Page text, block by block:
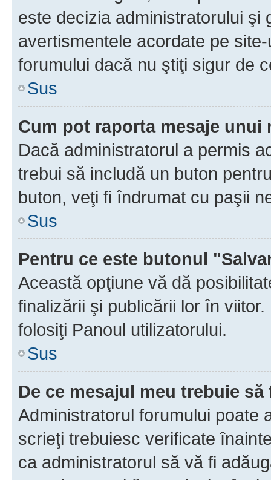
este decizia administratorului şi
avertismentele acordate pe
forumului dacă nu ştiţi sigur de
Sus
Cum pot raporta mesaje unui
Dacă administratorul a permis
trebui să includă un buton
buton, veţi fi îndrumat cu paşii
Sus
Pentru ce este butonul
Această opţiune vă dă
finalizării şi publicării lor în
folosiţi Panoul utilizatorului.
Sus
De ce mesajul meu trebuie
Administratorul forumului poate
scrieţi trebuiesc verificate
ca administratorul să vă fi